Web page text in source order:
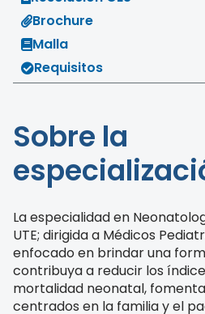
Brochure
Malla
Requisitos
Sobre la
La especialidad en
UTE; dirigida a Médicos
enfocado en brindar una
contribuya a reducir los
mortalidad neonatal,
centrados en la familia y el